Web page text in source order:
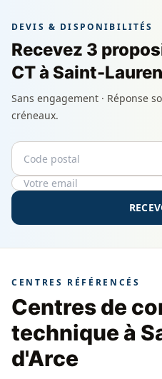
DEVIS & DISPONIBILITÉS
Recevez 3
CT à Saint-
Sans engagement · Réponse
créneaux.
Code postal
Email
CENTRES RÉFÉRENCÉS
Centres de
technique à
d'Arce